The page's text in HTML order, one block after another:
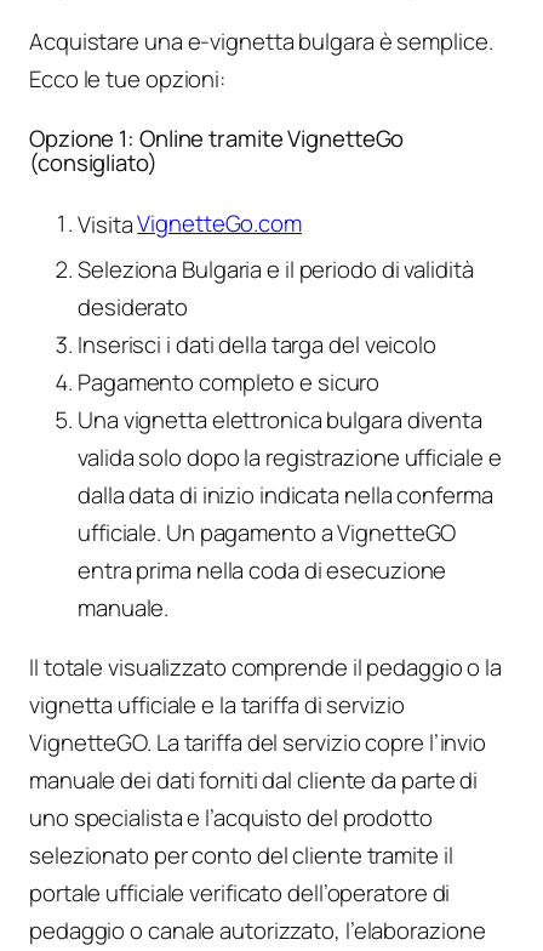
Acquistare una e-vignetta bulgara è semplice.
Ecco le tue opzioni:
Opzione 1: Online tramite VignetteGo
(consigliato)
VisitaVignetteGo.com
Seleziona Bulgaria e il periodo di validità
desiderato
Inserisci i dati della targa del veicolo
Pagamento completo e sicuro
Una vignetta elettronica bulgara diventa
valida solo dopo la registrazione ufficiale e
dalla data di inizio indicata nella conferma
ufficiale. Un pagamento a VignetteGO
entra prima nella coda di esecuzione
manuale.
Il totale visualizzato comprende il pedaggio o la
vignetta ufficiale e la tariffa di servizio
VignetteGO. La tariffa del servizio copre l’invio
manuale dei dati forniti dal cliente da parte di
uno specialista e l’acquisto del prodotto
selezionato per conto del cliente tramite il
portale ufficiale verificato dell’operatore di
pedaggio o canale autorizzato, l’elaborazione